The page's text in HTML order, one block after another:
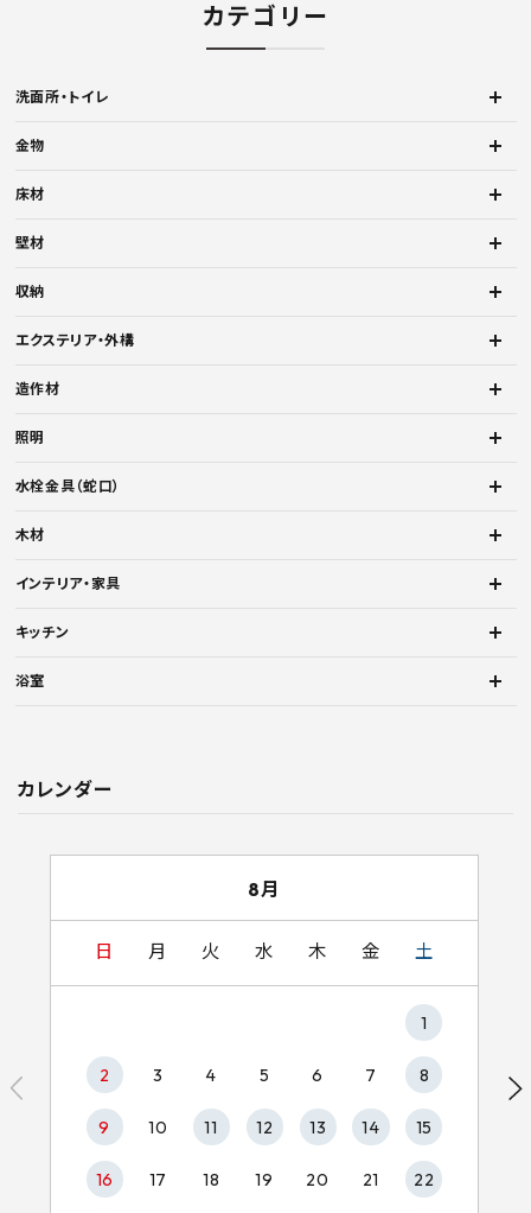
カテゴリー
洗面所・トイレ
金物
床材
壁材
収納
エクステリア・外構
造作材
照明
水栓金具（蛇口）
木材
インテリア・家具
キッチン
浴室
カレンダー
8月
日 月 火 水 木 金 土
1
2 3 4 5 6 7 8
9 10 11 12 13 14 15
16 17 18 19 20 21 22